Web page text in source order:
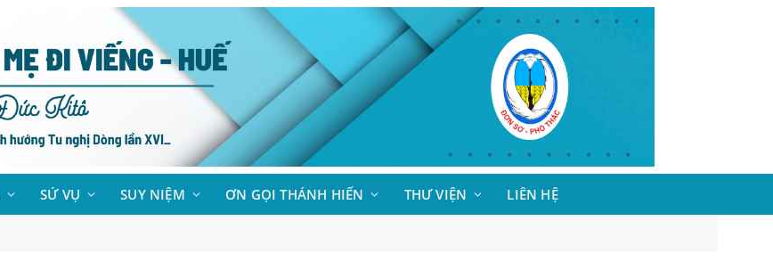
SỨ VỤ SUY NIỆM ƠN GỌI THÁNH HIẾN THƯ VIỆN LIÊN HỆ